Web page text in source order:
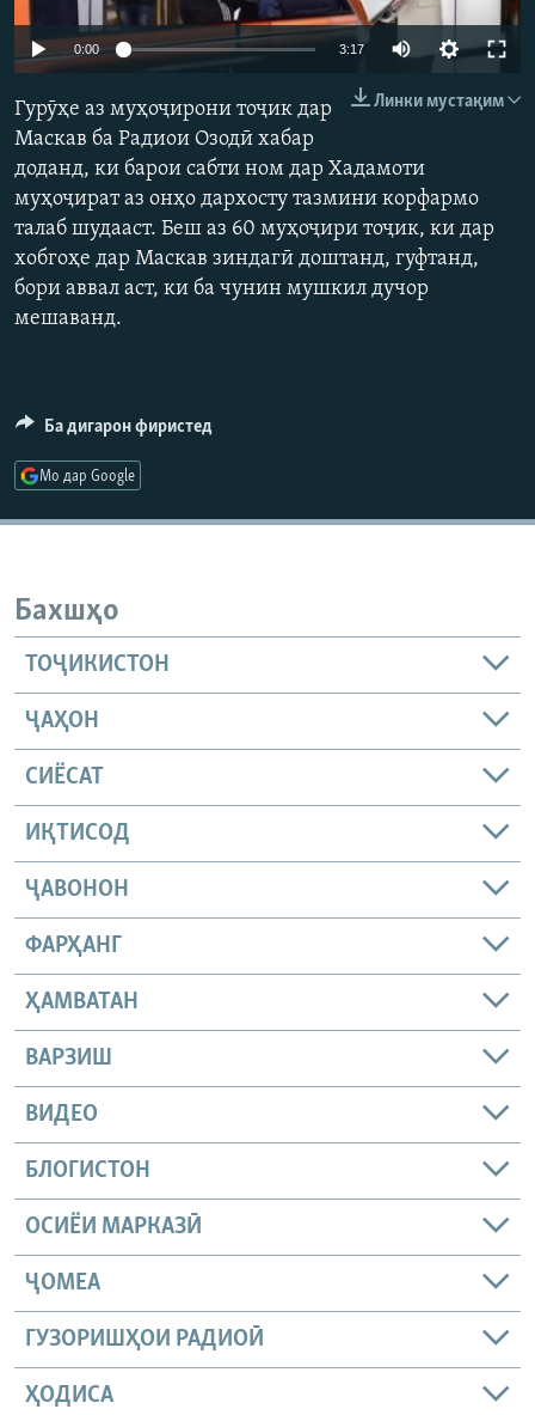
ГУЗОРИШҲОИ РАДИОӢ
Русский
ПАЙГИРӢ КУНЕД
Ҳамаи сомонаҳои RFE/RL
360p
810p
0:00 3:17
480p
720p
810p
Линки мустақим
Гурӯҳе аз муҳоҷирони тоҷик дар
Маскав ба Радиои Озодӣ хабар
доданд, ки барои сабти ном дар Хадамоти
муҳоҷират аз онҳо дархосту тазмини корфармо
талаб шудааст. Беш аз 60 муҳоҷири тоҷик, ки дар
хобгоҳе дар Маскав зиндагӣ доштанд, гуфтанд,
бори аввал аст, ки ба чунин мушкил дучор
мешаванд.
Ба дигарон фиристед
Мо дар Google
Бахшҳо
ТОҶИКИСТОН
ҶАҲОН
СИЁСАТ
ИҚТИСОД
ҶАВОНОН
ФАРҲАНГ
ҲАМВАТАН
ВАРЗИШ
ВИДЕО
БЛОГИСТОН
ОСИЁИ МАРКАЗӢ
ҶОМEА
ГУЗОРИШҲОИ РАДИОӢ
ҲОДИСА